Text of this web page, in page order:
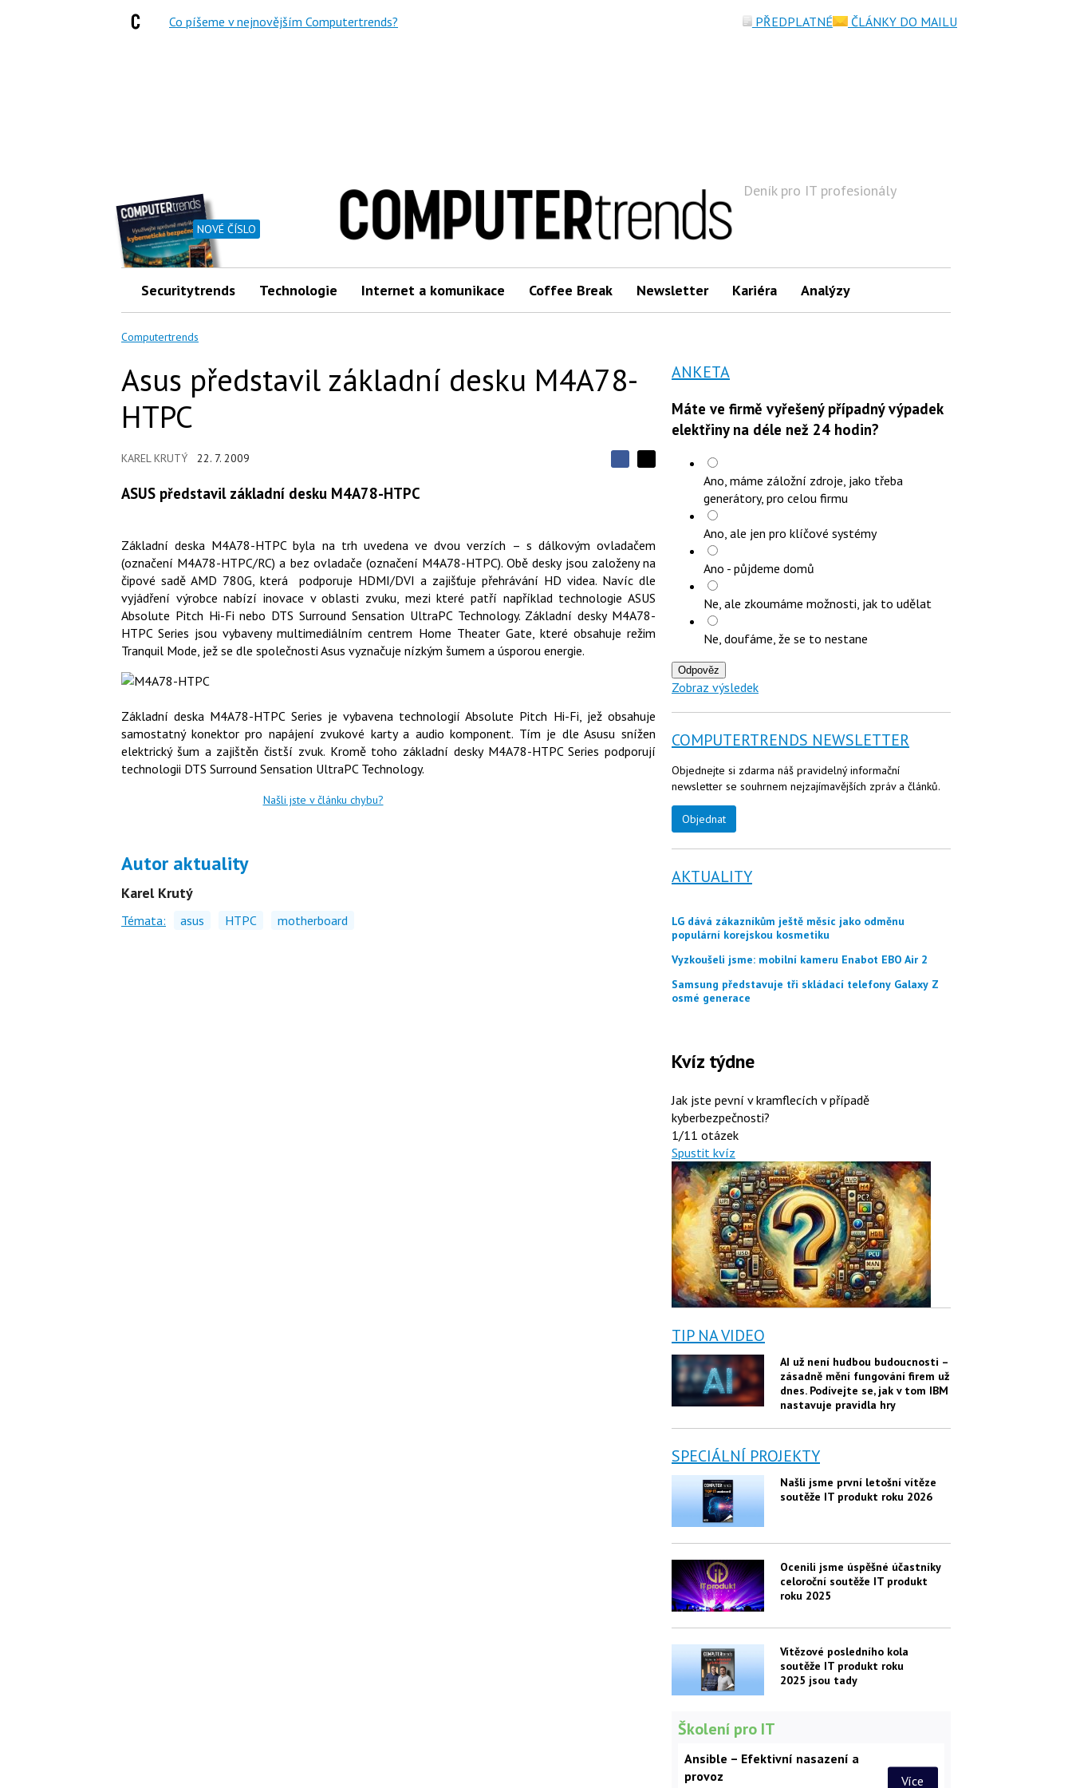
NOVÉ ČÍSLO
Deník pro IT profesionály
Securitytrends Technologie Internet a komunikace Coffee Break Newsletter Kariéra Analýzy
Computertrends
Asus představil základní desku M4A78-
HTPC
KAREL KRUTÝ 22. 7. 2009
S
e
t
S
t
e
n
a
a
c
b
t
n
a
s
í
t
X
ASUS představil základní desku M4A78-HTPC
Základní deska M4A78-HTPC byla na trh uvedena ve dvou verzích – s dálkovým ovladačem
(označení M4A78-HTPC/RC) a bez ovladače (označení M4A78-HTPC). Obě desky jsou založeny na
čipové sadě AMD 780G, která podporuje HDMI/DVI a zajišťuje přehrávání HD videa. Navíc dle
vyjádření výrobce nabízí inovace v oblasti zvuku, mezi které patří například technologie ASUS
Absolute Pitch Hi-Fi nebo DTS Surround Sensation UltraPC Technology. Základní desky M4A78-
HTPC Series jsou vybaveny multimediálním centrem Home Theater Gate, které obsahuje režim
Tranquil Mode, jež se dle společnosti Asus vyznačuje nízkým šumem a úsporou energie.
Základní deska M4A78-HTPC Series je vybavena technologií Absolute Pitch Hi-Fi, jež obsahuje
samostatný konektor pro napájení zvukové karty a audio komponent. Tím je dle Asusu snížen
elektrický šum a zajištěn čistší zvuk. Kromě toho základní desky M4A78-HTPC Series podporují
technologii DTS Surround Sensation UltraPC Technology.
Našli jste v článku chybu?
Autor aktuality
Karel Krutý
Témata: asus HTPC motherboard
ANKETA
Máte ve firmě vyřešený případný výpadek
elektřiny na déle než 24 hodin?
Ano, máme záložní zdroje, jako třeba
generátory, pro celou firmu
Ano, ale jen pro klíčové systémy
Ano - půjdeme domů
Ne, ale zkoumáme možnosti, jak to udělat
Ne, doufáme, že se to nestane
Odpověz
Zobraz výsledek
COMPUTERTRENDS NEWSLETTER
Objednejte si zdarma náš pravidelný informační
newsletter se souhrnem nejzajímavějších zpráv a článků.
Objednat
AKTUALITY
LG dává zákazníkům ještě měsíc jako odměnu
populární korejskou kosmetiku
Vyzkoušeli jsme: mobilní kameru Enabot EBO Air 2
Samsung představuje tři skládací telefony Galaxy Z
osmé generace
Kvíz týdne
Jak jste pevní v kramflecích v případě
kyberbezpečnosti?
1/11 otázek
Spustit kvíz
TIP NA VIDEO
AI už není hudbou budoucnosti –
zásadně mění fungování firem už
dnes. Podívejte se, jak v tom IBM
nastavuje pravidla hry
SPECIÁLNÍ PROJEKTY
Našli jsme první letošní vítěze
soutěže IT produkt roku 2026
Ocenili jsme úspěšné účastníky
celoroční soutěže IT produkt
roku 2025
Vítězové posledního kola
soutěže IT produkt roku
2025 jsou tady
Školení pro IT
Ansible – Efektivní nasazení a
provoz
Více
Co píšeme v nejnovějším Computertrends? PŘEDPLATNÉ ČLÁNKY DO MAILU